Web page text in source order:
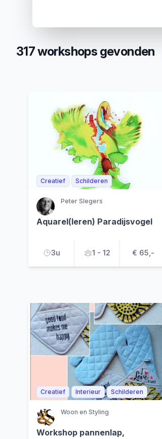
317 workshops gevonden
Creatief Schilderen
Peter Slegers
Aquarel(leren) Paradijsvogel
3u 1 - 12 € 65,-
Creatief Interieur Schilderen
Woon en Styling
Workshop pannenlap,